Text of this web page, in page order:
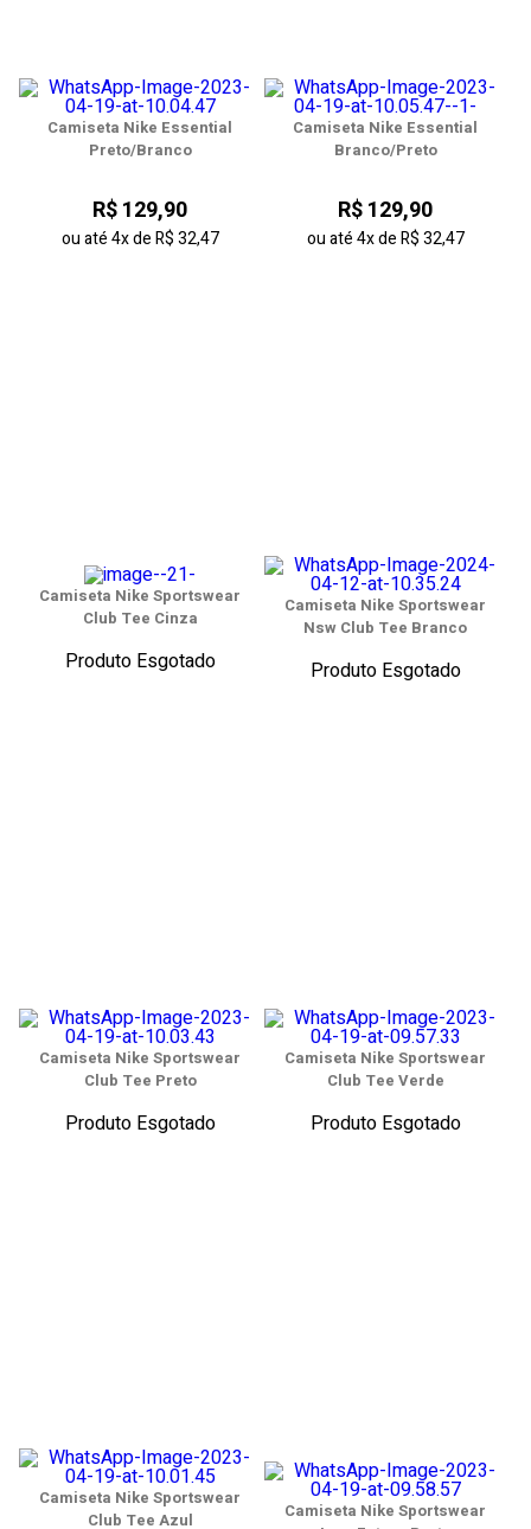
Camiseta Nike Essential
Preto/Branco
R$ 129,90
ou até4xdeR$ 32,47
Camiseta Nike Essential
Branco/Preto
R$ 129,90
ou até4xdeR$ 32,47
Camiseta Nike Sportswear
Club Tee Cinza
Produto Esgotado
Camiseta Nike Sportswear
Nsw Club Tee Branco
Produto Esgotado
Camiseta Nike Sportswear
Club Tee Preto
Produto Esgotado
Camiseta Nike Sportswear
Club Tee Verde
Produto Esgotado
Camiseta Nike Sportswear
Club Tee Azul
Camiseta Nike Sportswear